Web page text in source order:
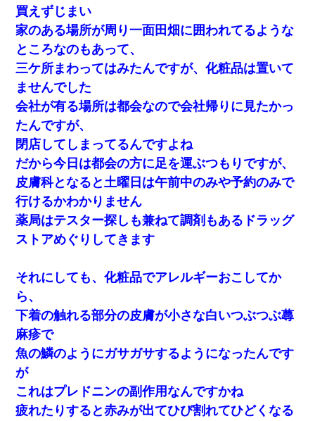
買えずじまい
家のある場所が周り一面田畑に囲われてるような
ところなのもあって、
三ケ所まわってはみたんですが、化粧品は置いて
ませんでした
会社が有る場所は都会なので会社帰りに見たかっ
たんですが、
閉店してしまってるんですよね
だから今日は都会の方に足を運ぶつもりですが、
皮膚科となると土曜日は午前中のみや予約のみで
行けるかわかりません
薬局はテスター探しも兼ねて調剤もあるドラッグ
ストアめぐりしてきます
それにしても、化粧品でアレルギーおこしてか
ら、
下着の触れる部分の皮膚が小さな白いつぶつぶ蕁
麻疹で
魚の鱗のようにガサガサするようになったんです
が
これはプレドニンの副作用なんですかね
疲れたりすると赤みが出てひび割れてひどくなる